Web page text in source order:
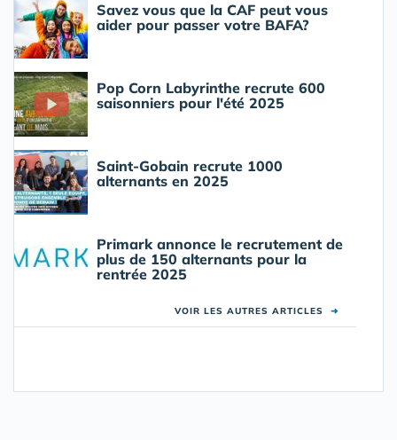
Savez vous que la CAF peut vous
aider pour passer votre BAFA?
Pop Corn Labyrinthe recrute 600
saisonniers pour l'été 2025
Saint-Gobain recrute 1000
alternants en 2025
Primark annonce le recrutement de
plus de 150 alternants pour la
rentrée 2025
VOIR LES AUTRES ARTICLES ➜